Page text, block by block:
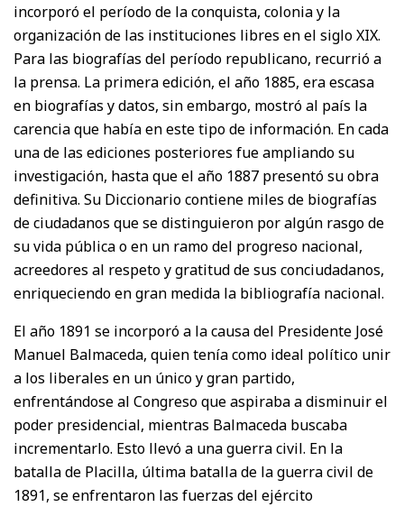
incorporó el período de la conquista, colonia y la
organización de las instituciones libres en el siglo XIX.
Para las biografías del período republicano, recurrió a
la prensa. La primera edición, el año 1885, era escasa
en biografías y datos, sin embargo, mostró al país la
carencia que había en este tipo de información. En cada
una de las ediciones posteriores fue ampliando su
investigación, hasta que el año 1887 presentó su obra
definitiva. Su Diccionario contiene miles de biografías
de ciudadanos que se distinguieron por algún rasgo de
su vida pública o en un ramo del progreso nacional,
acreedores al respeto y gratitud de sus conciudadanos,
enriqueciendo en gran medida la bibliografía nacional.
El año 1891 se incorporó a la causa del Presidente José
Manuel Balmaceda, quien tenía como ideal político unir
a los liberales en un único y gran partido,
enfrentándose al Congreso que aspiraba a disminuir el
poder presidencial, mientras Balmaceda buscaba
incrementarlo. Esto llevó a una guerra civil. En la
batalla de Placilla, última batalla de la guerra civil de
1891, se enfrentaron las fuerzas del ejército